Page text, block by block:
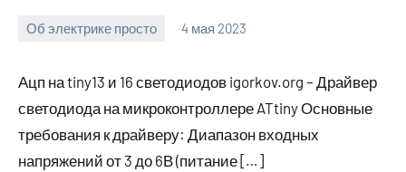
Об электрике просто 4 мая 2023
bike_moskva_
Ацп на tiny13 и 16 светодиодов igorkov.org – Драйвер
светодиода на микроконтроллере ATtiny Основные
требования к драйверу: Диапазон входных
напряжений от 3 до 6В (питание […]